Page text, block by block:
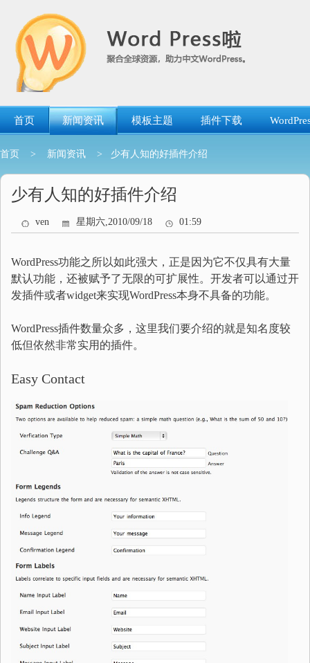
首页 新闻资讯 模板主题 插件下载
首页 > 新闻资讯 > 少有人知的好插件介绍
少有人知的好插件介绍
ven 星期六,2010/09/18 01:59
WordPress功能之所以如此强大，正是因为它不仅具有大量
默认功能，还被赋予了无限的可扩展性。开发者可以通过开
发插件或者widget来实现WordPress本身不具备的功能。
WordPress插件数量众多，这里我们要介绍的就是知名度较
低但依然非常实用的插件。
Easy Contact